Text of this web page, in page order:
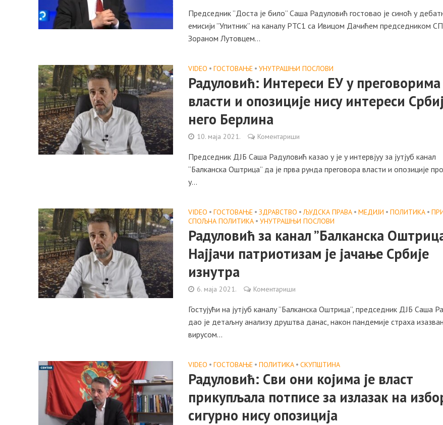
Председник ”Доста је било” Саша Радуловић гостовао је синоћ у
емисији ”Упитник” на каналу РТС1 са Ивицом Дачићем председником
Зораном Лутовцем...
VIDEO • ГОСТОВАЊЕ • УНУТРАШЊИ ПОСЛОВИ
Радуловић: Интереси ЕУ у преговорима
власти и опозиције нису интереси
него Берлина
10. маја 2021. Коментариши
Председник ДЈБ Саша Радуловић казао у је у интервјуу за јутјуб канал
“Балканска Оштрица” да је прва рунда преговора власти и опозиције
у...
VIDEO • ГОСТОВАЊЕ • ЗДРАВСТВО • ЉУДСКА ПРАВА • МЕДИЈИ • ПОЛИТИКА •
СПОЉНА ПОЛИТИКА • УНУТРАШЊИ ПОСЛОВИ
Радуловић за канал ”Балканска
Најјачи патриотизам је јачање Србије
изнутра
6. маја 2021. Коментариши
Гостујући на јутјуб каналу ”Балканска Оштрица”, председник ДЈБ Саша
дао је детаљну анализу друштва данас, након пандемије страха
вирусом...
VIDEO • ГОСТОВАЊЕ • ПОЛИТИКА • СКУПШТИНА
Радуловић: Сви они којима је власт
прикупљала потписе за излазак на
сигурно нису опозиција